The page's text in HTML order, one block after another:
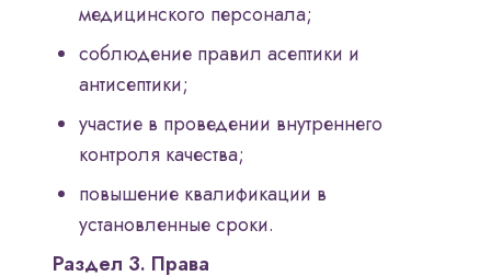
медицинского персонала;
соблюдение правил асептики и
антисептики;
участие в проведении внутреннего
контроля качества;
повышение квалификации в
установленные сроки.
Раздел 3. Права